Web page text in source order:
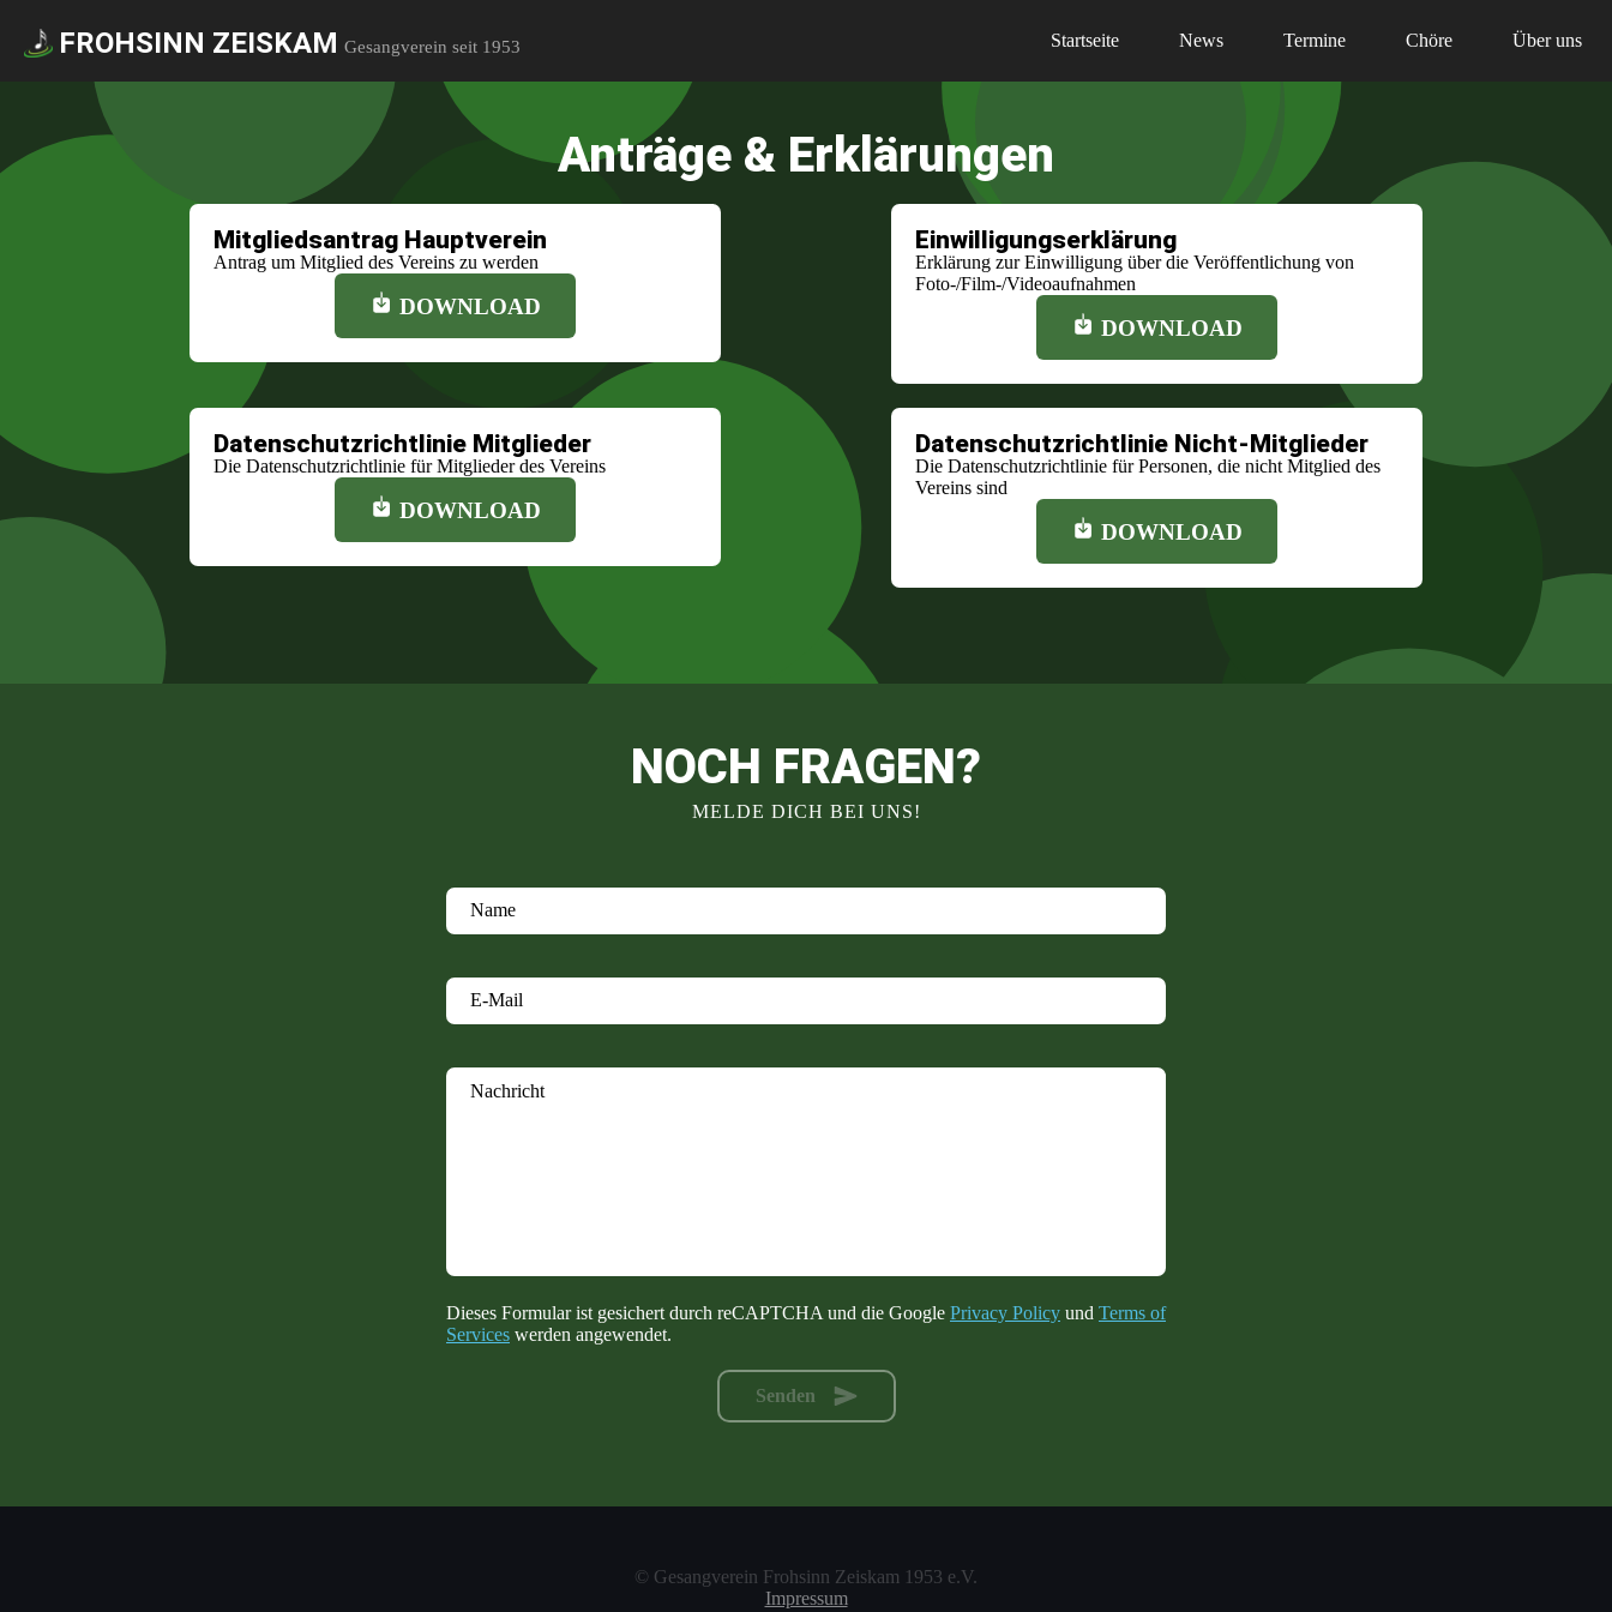
FROHSINN ZEISKAM Gesangverein seit 1953 Startseite News Termine Chöre Über uns
Anträge & Erklärungen
Mitgliedsantrag Hauptverein
Antrag um Mitglied des Vereins zu werden
DOWNLOAD
Einwilligungserklärung
Erklärung zur Einwilligung über die Veröffentlichung von
Foto-/Film-/Videoaufnahmen
DOWNLOAD
Datenschutzrichtlinie Mitglieder
Die Datenschutzrichtlinie für Mitglieder des Vereins
DOWNLOAD
Datenschutzrichtlinie Nicht-Mitglieder
Die Datenschutzrichtlinie für Personen, die nicht Mitglied des
Vereins sind
DOWNLOAD
NOCH FRAGEN?
MELDE DICH BEI UNS!
Name
E-Mail
Nachricht
Dieses Formular ist gesichert durch reCAPTCHA und die Google Privacy Policy und Terms of
Services werden angewendet.
Senden
© Gesangverein Frohsinn Zeiskam 1953 e.V.
Impressum